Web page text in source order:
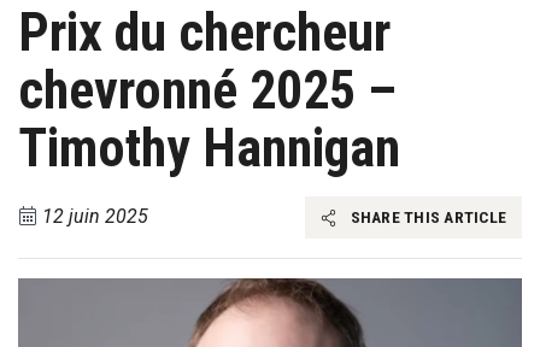
Prix du chercheur
chevronné 2025 –
Timothy Hannigan
12 juin 2025 SHARE THIS ARTICLE